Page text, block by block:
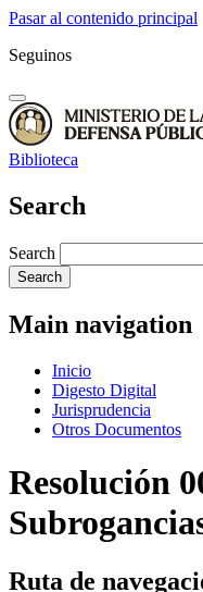
Pasar al contenido principal
Seguinos
Biblioteca
Search
Search
Main navigation
Inicio
Digesto Digital
Jurisprudencia
Otros Documentos
Resolución
Ruta de